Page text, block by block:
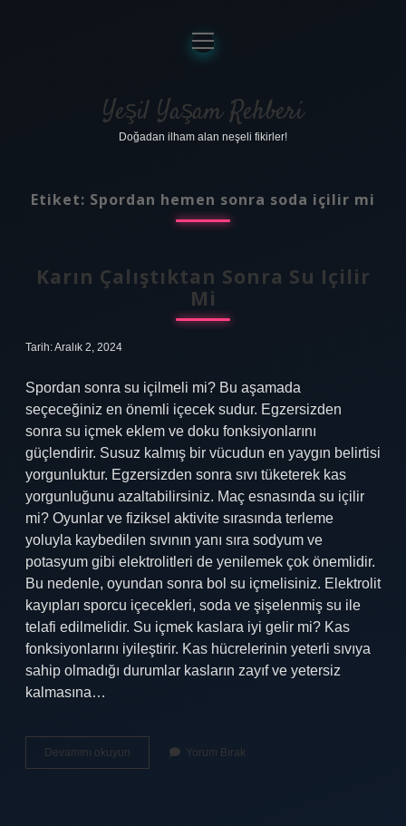
Anasayfa
Gizlilik Politikası
Yasal Uyarı
menüyü
aç
Yeşil Yaşam Rehberi
Doğadan ilham alan neşeli fikirler!
Etiket: Spordan hemen sonra soda içilir mi
Karın Çalıştıktan Sonra Su Içilir
Mi
Tarih: Aralık 2, 2024
Spordan sonra su içilmeli mi? Bu aşamada
seçeceğiniz en önemli içecek sudur. Egzersizden
sonra su içmek eklem ve doku fonksiyonlarını
güçlendirir. Susuz kalmış bir vücudun en yaygın belirtisi
yorgunluktur. Egzersizden sonra sıvı tüketerek kas
yorgunluğunu azaltabilirsiniz. Maç esnasında su içilir
mi? Oyunlar ve fiziksel aktivite sırasında terleme
yoluyla kaybedilen sıvının yanı sıra sodyum ve
potasyum gibi elektrolitleri de yenilemek çok önemlidir.
Bu nedenle, oyundan sonra bol su içmelisiniz. Elektrolit
kayıpları sporcu içecekleri, soda ve şişelenmiş su ile
telafi edilmelidir. Su içmek kaslara iyi gelir mi? Kas
fonksiyonlarını iyileştirir. Kas hücrelerinin yeterli sıvıya
sahip olmadığı durumlar kasların zayıf ve yetersiz
kalmasına…
Devamını okuyun
Çalıştıktan
Yorum Bırak